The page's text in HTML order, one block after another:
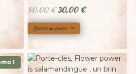
50,00€ Le
prix
initial
50,00 €.
30,00€Le
30,00 €.
Ajouter au panier
!